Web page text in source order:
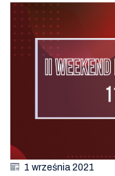
1 września 2021